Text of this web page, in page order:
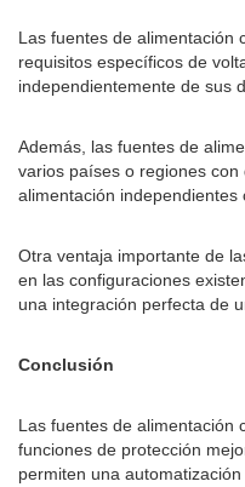
Las fuentes de alimentación
requisitos específicos de
independientemente de sus
Además, las fuentes de
varios países o regiones
alimentación
Otra ventaja importante de
en las configuraciones
una integración perfecta de
Conclusión
Las fuentes de alimentación
funciones de protección
permiten una